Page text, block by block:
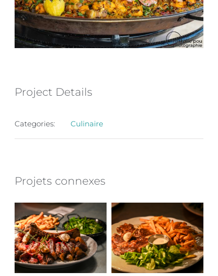
Project Details
Categories: Culinaire
Projets connexes